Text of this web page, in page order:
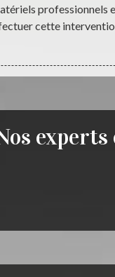
professionnels
cette